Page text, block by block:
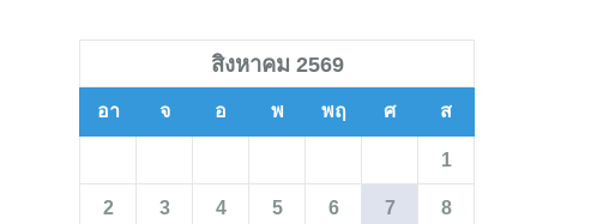
สิงหาคม 2569
อา จ อ พ พฤ ศ ส
1
2 3 4 5 6 7 8